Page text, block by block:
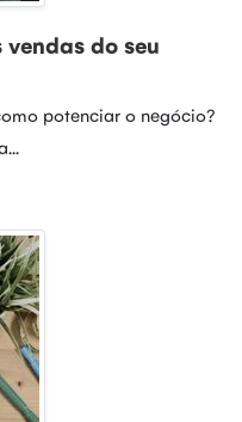
do seu
potenciar o negócio?